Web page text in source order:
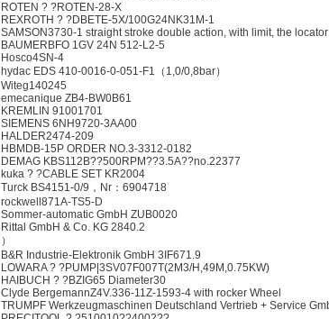
ROTEN ? ?ROTEN-28-X
REXROTH ? ?DBETE-5X/100G24NK31M-1
SAMSON3730-1 straight stroke double action, with limit, the
BAUMERBFO 1GV 24N 512-L2-5
Hosco4SN-4
hydac EDS 410-0016-0-051-F1（1,0/0,8bar）
Witeg140245
emecanique ZB4-BW0B61
KREMLIN 91001701
SIEMENS 6NH9720-3AA00
HALDER2474-209
HBMDB-15P ORDER NO.3-3312-0182
DEMAG KBS112B??500RPM??3.5A??no.22377
kuka ? ?CABLE SET KR2004
Turck BS4151-0/9，Nr：6904718
rockwell871A-TS5-D
Sommer-automatic GmbH ZUB0020
Rittal GmbH & Co. KG 2840.2
）
B&R Industrie-Elektronik GmbH 3IF671.9
LOWARA ? ?PUMP|3SV07F007T(2M3/H,49M,0.75KW)
HAIBUCH ? ?BZIG65 Diameter30
Clyde BergemannZ4V.336-11Z-1593-4 with rocker Wheel
TRUMPF Werkzeugmaschinen Deutschland Vertrieb + Service